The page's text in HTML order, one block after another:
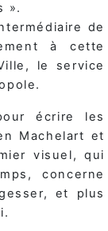
».
de
à cette
le service
écrire les
Machelart et
visuel, qui
concerne
et plus